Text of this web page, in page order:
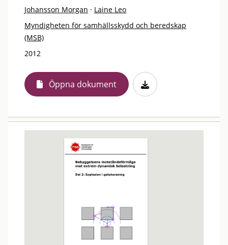
Johansson Morgan · Laine Leo
Myndigheten för samhällsskydd och beredskap
(MSB)
2012
Öppna dokument